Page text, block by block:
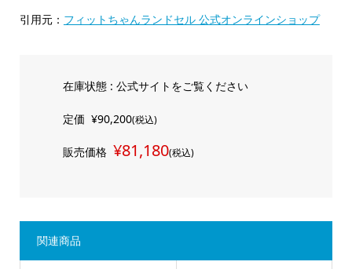
引用元： フィットちゃんランドセル 公式オンラインショップ
在庫状態 : 公式サイトをご覧ください
定価 ¥90,200(税込)
販売価格 ¥81,180(税込)
関連商品